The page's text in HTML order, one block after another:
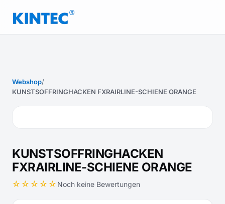
Webshop/
KUNSTSOFFRINGHACKEN FXRAIRLINE-SCHIENE ORANGE
KUNSTSOFFRINGHACKEN
FXRAIRLINE-SCHIENE ORANGE
☆☆☆☆☆ Noch keine Bewertungen